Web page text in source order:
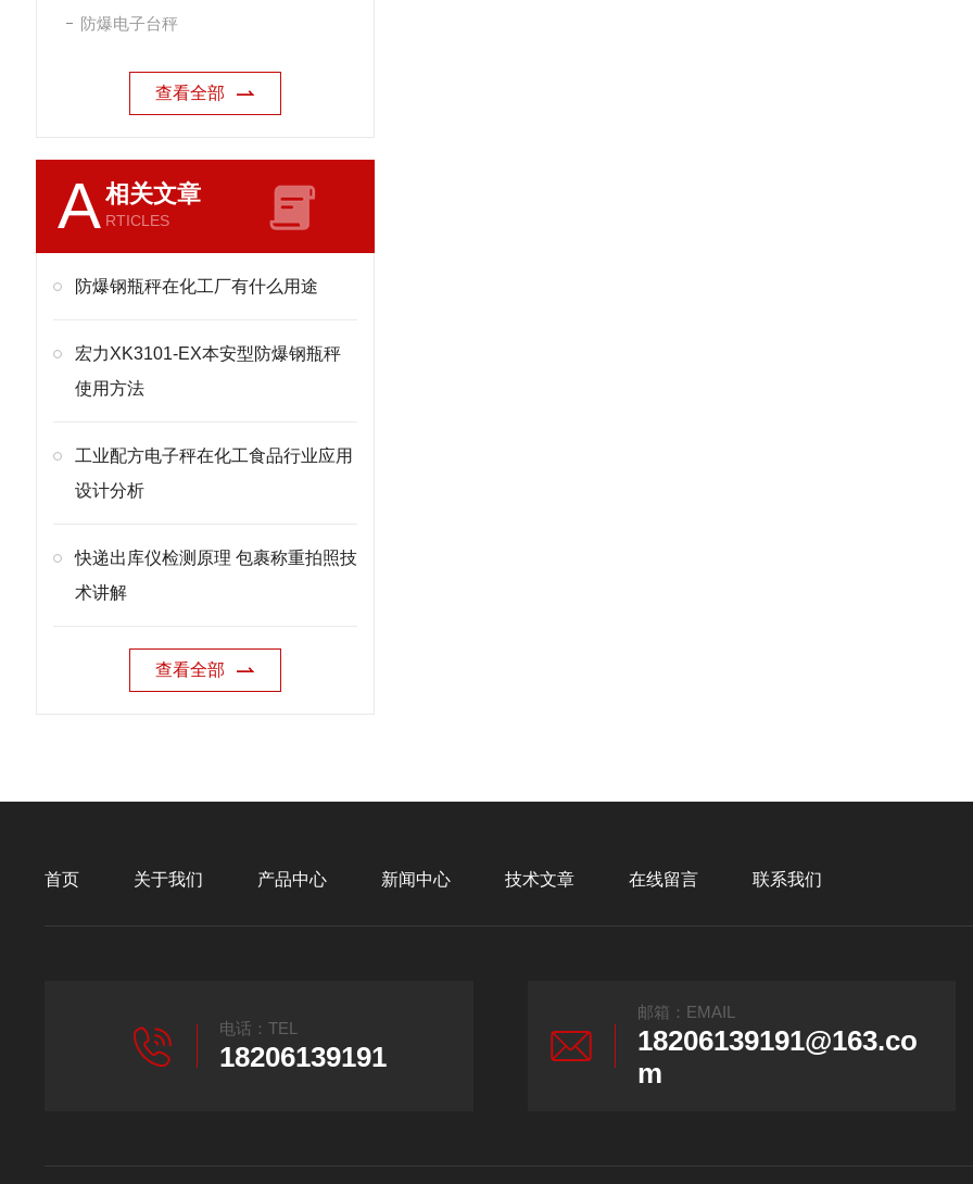
防爆电子台秤
查看全部
A相关文章
RTICLES
防爆钢瓶秤在化工厂有什么用途
宏力XK3101-EX本安型防爆钢瓶秤
使用方法
工业配方电子秤在化工食品行业应用
设计分析
快递出库仪检测原理 包裹称重拍照技
术讲解
查看全部
首页 关于我们 产品中心 新闻中心 技术文章 在线留言 联系我们
电话：TEL
18206139191
邮箱：EMAIL
18206139191@163.co
m